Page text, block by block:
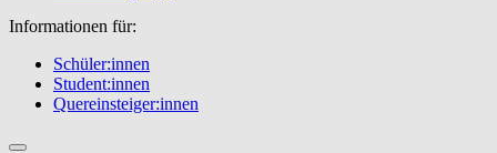
Informationen für:
Schüler:innen
Student:innen
Quereinsteiger:innen